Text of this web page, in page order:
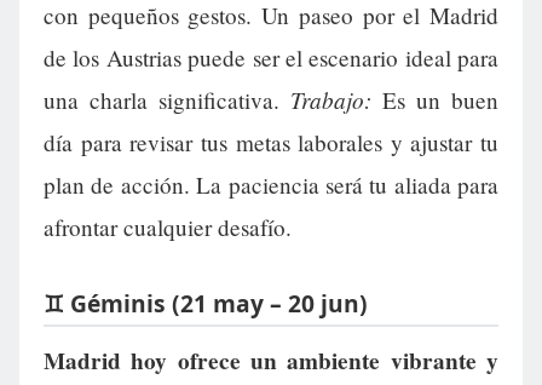
con pequeños gestos. Un paseo por el Madrid
de los Austrias puede ser el escenario ideal para
una charla significativa. Trabajo: Es un buen
día para revisar tus metas laborales y ajustar tu
plan de acción. La paciencia será tu aliada para
afrontar cualquier desafío.
♊ Géminis (21 may – 20 jun)
Madrid hoy ofrece un ambiente vibrante y